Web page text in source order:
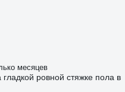
месяцев
ровной стяжке пола в